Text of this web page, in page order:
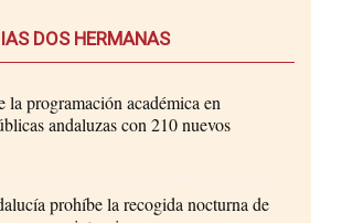
DOS HERMANAS
la programación académica en
andaluzas con 210 nuevos
prohíbe la recogida nocturna de